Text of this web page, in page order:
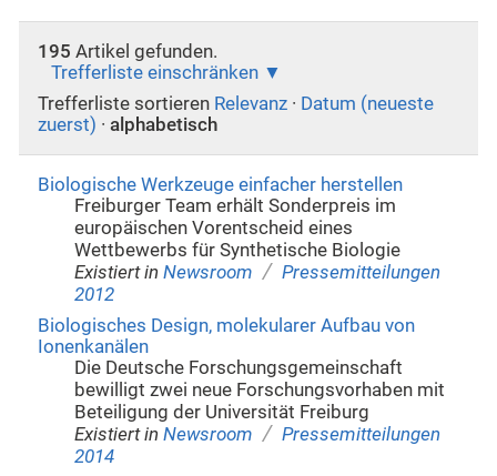
195 Artikel gefunden.
Trefferliste einschränken
Trefferliste sortieren Relevanz · Datum (neueste
zuerst) · alphabetisch
Biologische Werkzeuge einfacher herstellen
Freiburger Team erhält Sonderpreis im
europäischen Vorentscheid eines
Wettbewerbs für Synthetische Biologie
Existiert in Newsroom / Pressemitteilungen
2012
Biologisches Design, molekularer Aufbau von
Ionenkanälen
Die Deutsche Forschungsgemeinschaft
bewilligt zwei neue Forschungsvorhaben mit
Beteiligung der Universität Freiburg
Existiert in Newsroom / Pressemitteilungen
2014